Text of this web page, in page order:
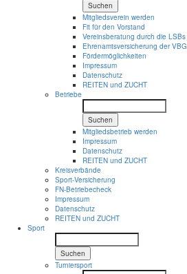
Suchen
Mitgliedsverein werden
Fit für den Vorstand
Vereinsberatung durch die LSBs
Ehrenamtsversicherung der VBG
Fördermöglichkeiten
Impressum
Datenschutz
REITEN und ZUCHT
Betriebe
Suchen
Mitgliedsbetrieb werden
Impressum
Datenschutz
REITEN und ZUCHT
Kreisverbände
Sport-Versicherung
FN-Betriebecheck
Impressum
Datenschutz
REITEN und ZUCHT
Sport
Suchen
Turniersport